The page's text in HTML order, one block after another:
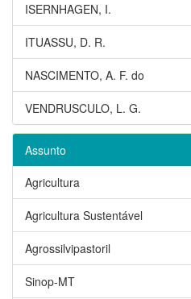
ISERNHAGEN, I.
ITUASSU, D. R.
NASCIMENTO, A. F. do
VENDRUSCULO, L. G.
Assunto
Agricultura
Agricultura Sustentável
Agrossilvipastoril
Sinop-MT